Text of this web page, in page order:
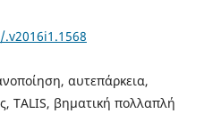
αυτεπάρκεια,
TALIS, βηματική πολλαπλή